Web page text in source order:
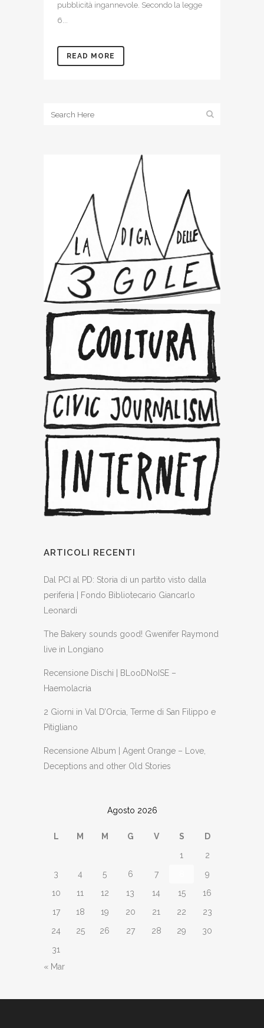
pubblicità ingannevole. Secondo la legge
6...
READ MORE
ARTICOLI RECENTI
Dal PCI al PD: Storia di un partito visto dalla
periferia | Fondo Bibliotecario Giancarlo
Leonardi
The Bakery sounds good! Gwenifer Raymond
live in Longiano
Recensione Dischi | BLooDNoISE –
Haemolacria
2 Giorni in Val D’Orcia, Terme di San Filippo e
Pitigliano
Recensione Album | Agent Orange – Love,
Deceptions and other Old Stories
Agosto 2026
L M M G V S
D
1
2
3
4 5 6 7
9
10
11 12 13 14 15
16
17
18 19 20 21 22
23
24
25 26 27 28 29
30
31
« Mar